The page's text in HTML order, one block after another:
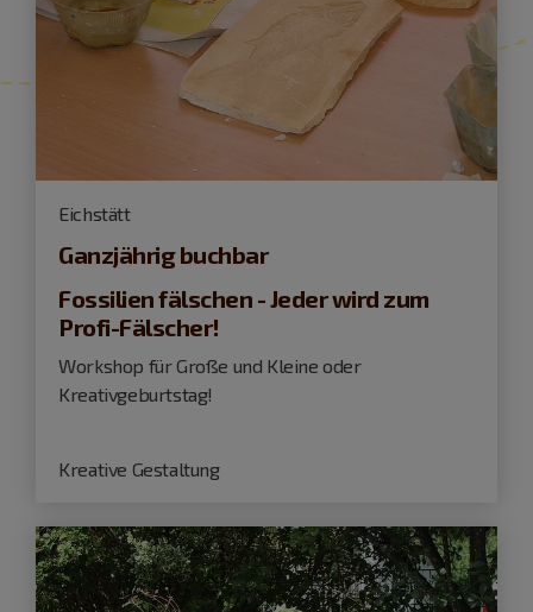
Eichstätt
Ganzjährig buchbar
Fossilien fälschen - Jeder wird zum
Profi-Fälscher!
Workshop für Große und Kleine oder
Kreativgeburtstag!
Kreative Gestaltung